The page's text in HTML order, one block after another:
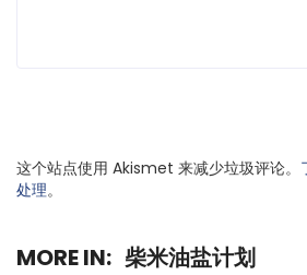
这个站点使用 Akismet 来减少垃圾评论。
处理。
MORE IN: 柴米油盐计划